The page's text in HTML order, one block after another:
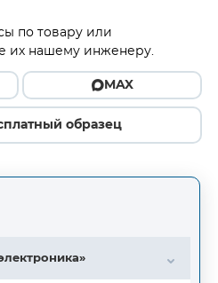
по товару или
их нашему инженеру.
MAX
образец